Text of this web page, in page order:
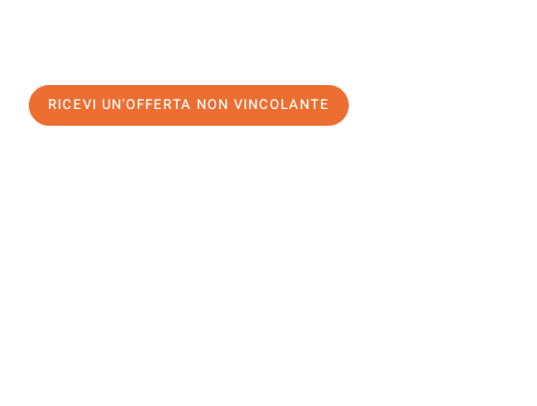
RICEVI UN'OFFERTA NON VINCOLANTE